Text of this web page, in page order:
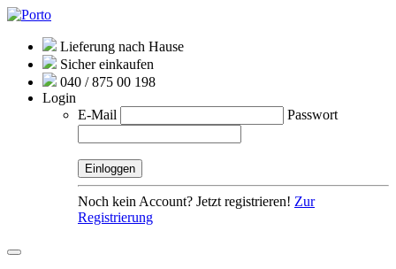
Lieferung nach Hause
Sicher einkaufen
040 / 875 00 198
Login
E-Mail
Passwort
Noch kein Account? Jetzt registrieren! Zur
Registrierung